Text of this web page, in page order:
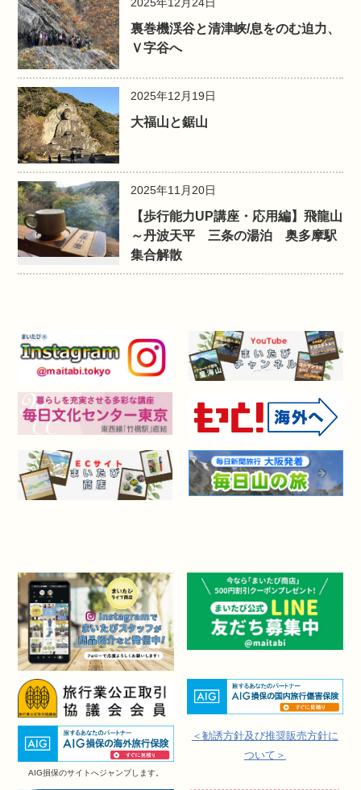
AIG損保のサイトへジャンプします。
＜勧誘方針及び推奨販売方針に
ついて＞
裏巻機渓谷と清津峡/息をのむ迫力、
Ｖ字谷へ
2025年12月19日
大福山と鋸山
2025年11月20日
【歩行能力UP講座・応用編】飛龍山
～丹波天平 三条の湯泊 奥多摩駅
集合解散